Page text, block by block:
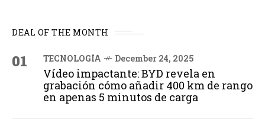
DEAL OF THE MONTH
01 TECNOLOGÍA December 24, 2025
Vídeo impactante: BYD revela en
grabación cómo añadir 400 km de rango
en apenas 5 minutos de carga